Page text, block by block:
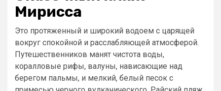
Мирисса
Это протяженный и широкий водоем с царящей
вокруг спокойной и расслабляющей атмосферой.
Путешественников манят чистота воды,
коралловые рифы, валуны, нависающие над
берегом пальмы, и мелкий, белый песок с